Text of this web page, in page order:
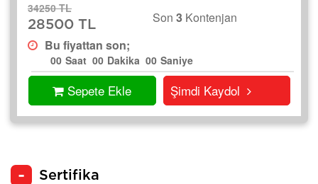
34250 TL
28500 TL
Son 3Kontenjan
Bu fiyattan son;
00 Saat 00 Dakika 00 Saniye
Sepete Ekle Şimdi Kaydol
Sertifika